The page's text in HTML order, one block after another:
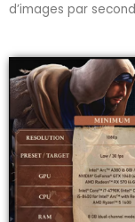
d’images par